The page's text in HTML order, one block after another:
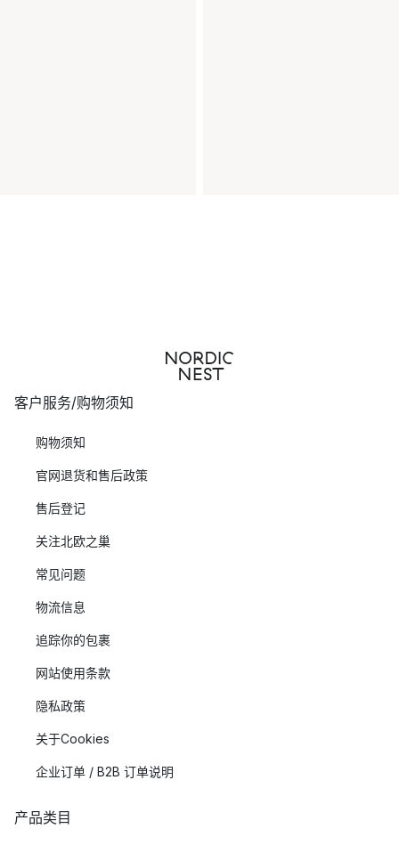
客户服务/购物须知
购物须知
官网退货和售后政策
售后登记
关注北欧之巢
常见问题
物流信息
追踪你的包裹
网站使用条款
隐私政策
关于Cookies
企业订单 / B2B 订单说明
产品类目